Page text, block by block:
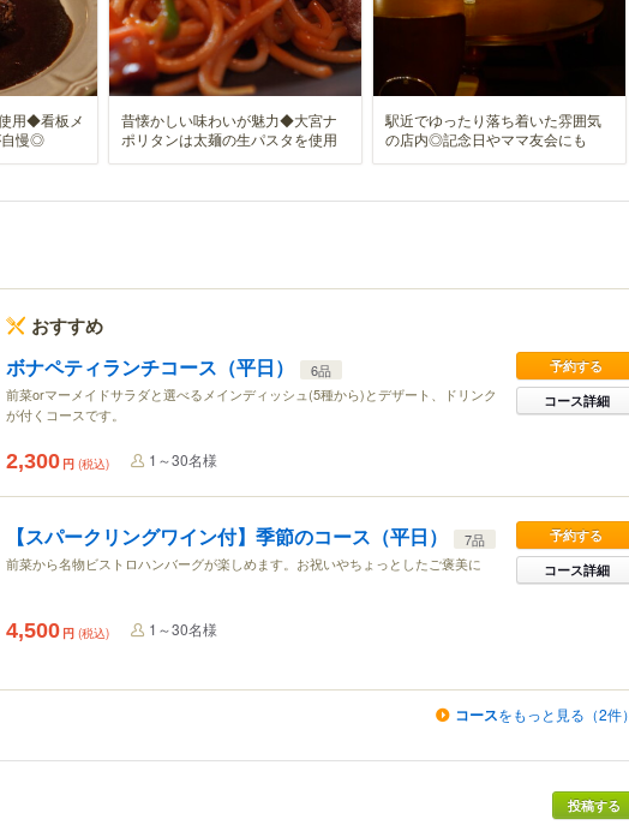
用◆看板メ
自慢◎
昔懐かしい味わいが魅力◆大宮ナ
ポリタンは太麺の生パスタを使用
駅近でゆったり落ち着いた雰囲気
の店内◎記念日やママ友会にも
おすすめ
ボナペティランチコース（平日）
6品
前菜orマーメイドサラダと選べるメインディッシュ(5種から)とデザート、ドリンク
が付くコースです。
予約する
コース詳細
2,300 円 (税込) 1～30名様
【スパークリングワイン付】季節のコース（平日）
7品
前菜から名物ビストロハンバーグが楽しめます。お祝いやちょっとしたご褒美に
予約する
コース詳細
4,500 円 (税込) 1～30名様
コースをもっと見る（2件）
投稿する